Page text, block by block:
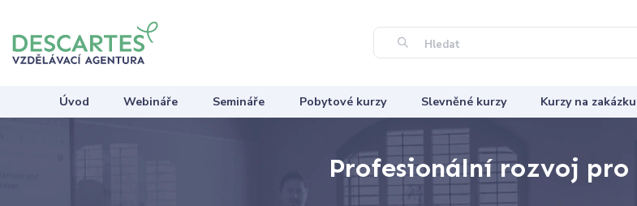
Hledat
Úvod Webináře Semináře Pobytové kurzy Slevněné kurzy Kurzy na zakázku
Profesionální rozvoj pro